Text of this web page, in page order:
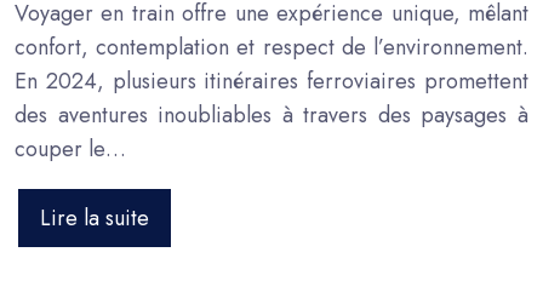
Voyager en train offre une expérience unique, mêlant
confort, contemplation et respect de l’environnement.
En 2024, plusieurs itinéraires ferroviaires promettent
des aventures inoubliables à travers des paysages à
couper le…
Lire la suite